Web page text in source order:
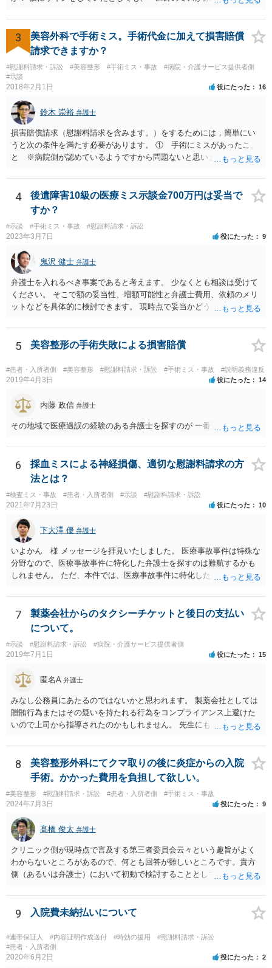
眼が悪化することがあるにもかかわらず、全く説明されなかったよう
な場合」には、請求することは可能です。
3
美容外科で手術ミス。手術代金に加えて損害賠償
請求できますか？
#慰謝料請求・訴訟 #美容整形 #手術ミス・事故
#病院・介護サービス提供者側
#示談
2018年2月1日 役にたった 16
鈴木 崇裕 弁護士
損害賠償請求（慰謝料請求を含みます。）をするためには，簡単にい
うと次の条件を満たす必要があります。 ① 手術にミスがあったこ
と ※病院側が認めているようですから問題ないと思います。 ② 手
術のミスの「せいで」マスクが外せなくなったこと ④ 仕事を休まな
ければならなくなった「せいで」休業損害が発生したこと ⑤ マスク
を外せなくなった「せいで」経済的に評価できる精神的な損害が発生
したこと 「せいで」と強調した点が，内藤先生のご指摘なさる「相当
因果関係」です。 手術のミスと関係のないことまでは責任追及ができ
ないということです。 手術のミスの結果，手術前と比べて見た目が著
しく悪くなってしまったとか， 手術のミスの結果，入院期間が延びて
しまったとかいう事情があれば， 追加請求が可能な余地があります。
ただし，手術代の返金に応じた際に「これ以上金銭の請求はしませ
ん」という趣旨の合意をしてしまっていると， 上記の請求は，基本的
には困難となります。
4
後遺障害10級の医療ミス示談金700万円は妥当で
すか？
#示談 #手術ミス・事故 #慰謝料請求・訴訟
2023年3月7日 役にたった 9
鬼沢 健士 弁護士
弁護士を入れるべき事案であると考えます。 少なくとも相談は受けて
ください。 そこで額の妥当性、増額可能性と弁護士費用、依頼のメリ
ットなどを具体的に検討できます。 現時点で妥当かどうかを即断する
5 美容整形の手術失敗による損害賠償
#患者・入所者側 #美容整形 #慰謝料請求・訴訟 #手術ミス・事故 #説明義務違反
2019年4月3日 役にたった 14
内藤 政信 弁護士
その地域で医療過誤の経験のある弁護士を探すのが 一番近道だね。
6
採血ミスによる神経損傷、適切な慰謝料請求の方
法とは？
#検査ミス・事故 #患者・入所者側 #示談 #慰謝料請求・訴訟
2021年7月23日 役にたった 10
下大澤 優 弁護士
いよかん 様 メッセージを拝見いたしました。 医療事故事件は特殊な
分野なので、医療事故事件に特化した弁護士を探すのは難航するかも
しれません。 ただ、本件では、医療事故事件に特化した弁護士でなく
の過失（医療ミス）の立証なのですが、本件では過失自体には争いが
ないため、損害額の立証が主なポイントになります。 損害額に立証に
関しては、交通事故事件と同様の発想で考えればよいので、対応でき
る弁護士は多いと思います。 今後の交渉については、ご自身で対応さ
れることも可能ではありますが、相手方保険会社は容易に増額に応じ
ない（多少の増額はあり得るとしても、裁判基準での和解は難しい）
と思われます。 弁護士が介入することにより提示額が大きく変わるこ
とは多々あるため、可能であれば弁護士に依頼した上での交渉をお勧
めしたいところです。
7
製薬会社からのタクシーチケットと後日の支払い
について。
#示談 #慰謝料請求・訴訟 #病院・介護サービス提供者側
2019年7月1日 役にたった 15
匿名A 弁護士
みなし公務員にあたるのではないかと思われます。 製薬会社としては
贈賄行為またはその疑いを持たれる行為をコンプライアンス上避けた
いので上司から指導されたのかもしれません。 先生にも万一迷惑をか
8
美容整形外科にてクマ取りの後に炎症からの入院
手術。かかった費用を負担して欲しい。
#美容整形 #慰謝料請求・訴訟 #患者・入所者側 #手術ミス・事故
2024年7月3日 役にたった 9
髙橋 俊太 弁護士
クリニック側が現時点で言及する第三者委員会云々という趣旨がよく
わからないところがあるので、何とも回答が難しいところです。貴方
側（あるいは弁護士）において初動で検討することとしては、クリニ
医師意見聴取などが考えられるかと思います。それらを踏まえてクリ
ニック側の過失を肯定できそうであれば、クリニックに対して具体的
9 入院費未納払いについて
#連帯保証人 #内容証明作成送付 #時効の援用
#慰謝料請求・訴訟
#患者・入所者側
2020年6月2日 役にたった 2